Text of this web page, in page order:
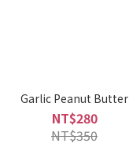
Garlic Peanut Butter
NT$280
NT$350